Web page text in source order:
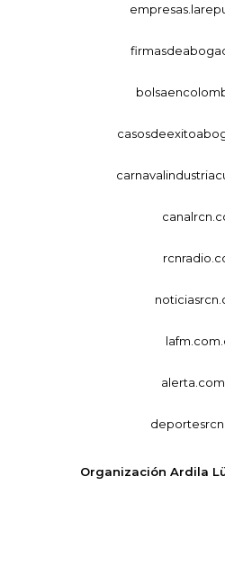
Organización Ardila